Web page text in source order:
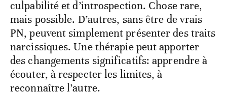
culpabilité et d’introspection. Chose rare,
mais possible. D’autres, sans être de vrais
PN, peuvent simplement présenter des traits
narcissiques. Une thérapie peut apporter
des changements significatifs: apprendre à
écouter, à respecter les limites, à
reconnaître l’autre.